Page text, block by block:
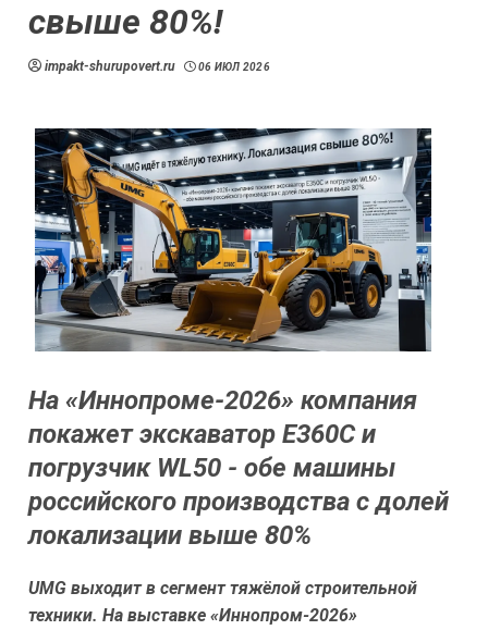
свыше 80%!
impakt-shurupovert.ru 06 ИЮЛ 2026
На «Иннопроме-2026» компания
покажет экскаватор Е360С и
погрузчик WL50 - обе машины
российского производства с долей
локализации выше 80%
UMG выходит в сегмент тяжёлой строительной
техники. На выставке «Иннопром-2026»